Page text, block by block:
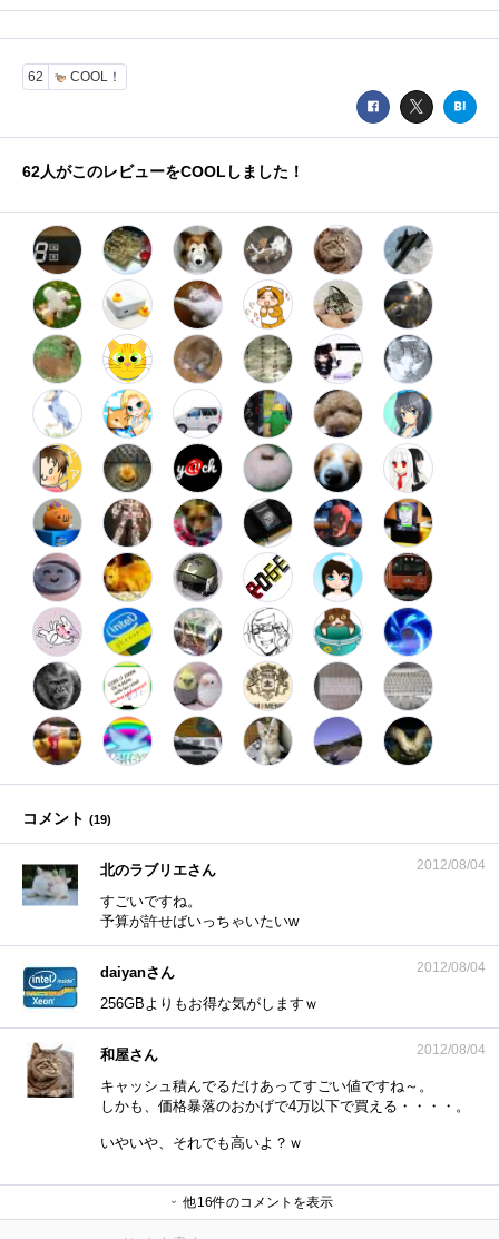
62 COOL！
62人がこのレビューをCOOLしました！
コメント (19)
北のラブリエさん 2012/08/04
すごいですね。
予算が許せばいっちゃいたいw
daiyanさん 2012/08/04
256GBよりもお得な気がしますｗ
和屋さん 2012/08/04
キャッシュ積んでるだけあってすごい値ですね～。
しかも、価格暴落のおかげで4万以下で買える・・・・。
いやいや、それでも高いよ？ｗ
リーダーさん
daiyanさん
harmankardonさん
daiyanさん
daiyanさん
daiyanさん
daiyanさん
daiyanさん
がんこなオークさん
palebladeさん他16件のコメントを表示